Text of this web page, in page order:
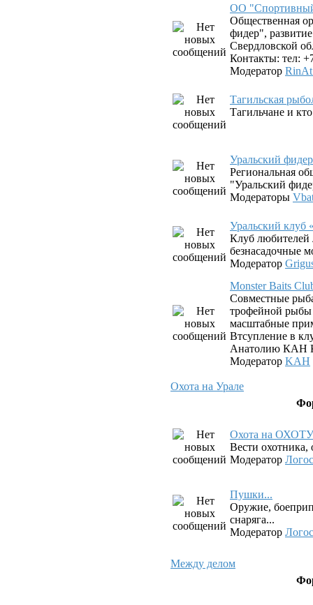
ОО
Общественная
фидер",
Свердловской
Контакты: тел:
Модератор
Тагильская
Тагильчане и
Уральский
Региональная
"Уральский
Модераторы
Уральский клуб
Клуб
безнасадочные
Модератор
Monster Baits
Совместные
трофейной рыбы
масштабные
Втсупление в
Анатолию КАН
Модератор KAH
Охота на Урале
Охота на ОХОТУ
Вести охотника,
Модератор Логос
Пушки...
Оружие,
снаряга...
Модератор Логос
Между делом